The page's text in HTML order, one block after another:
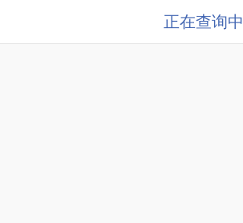
正在查询中